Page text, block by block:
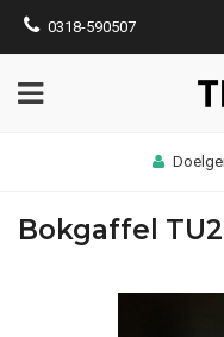
0318-590507
Bokgaffel